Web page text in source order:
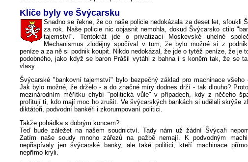
Klíče byly ve Švýcarsku
Snadno se řekne, že co naše policie nedokázala za deset let, sfoukli
za rok. Naše policie nic objasnit nemohla, dokud Švýcarsko ctilo
tajemství". Tentokrát jde o privatizaci Moskevské uhelné
Mechanismus zlodějny spočíval v tom, že bylo možné si z
peníze a za ně si podnik koupit. Nikdo nedokázal, že jde o tytéž peníze, že je
podobného, jako když se baron Prášil vytáhl z bahna i s koněm tak, že se
vlasy.
Švýcarské "bankovní tajemství" bylo bezpečný základ pro machinace všeho
Jak bylo možné, že drželo - a do značné míry dodnes drží - tak dlouho?
mezinárodním měřítku chybí "politická vůle" v případech, kdy z něčeho
profitují ti, kdo mají moc ho zrušit. Ve švýcarských bankách si udělali skrýše
diktátoři, podvodní bankéři i zkorumpovaní politici.
Takže pohádka s dobrým koncem?
Teď bude záležet na našem soudnictví. Tady nám už žádní Švýcaři
Zatím naše soudy mnoho zářezů na pažbě nemají. K podvodným
nepřispívaly jen švýcarské banky, ale také politici, kteří machinace
nepřímo kryli.